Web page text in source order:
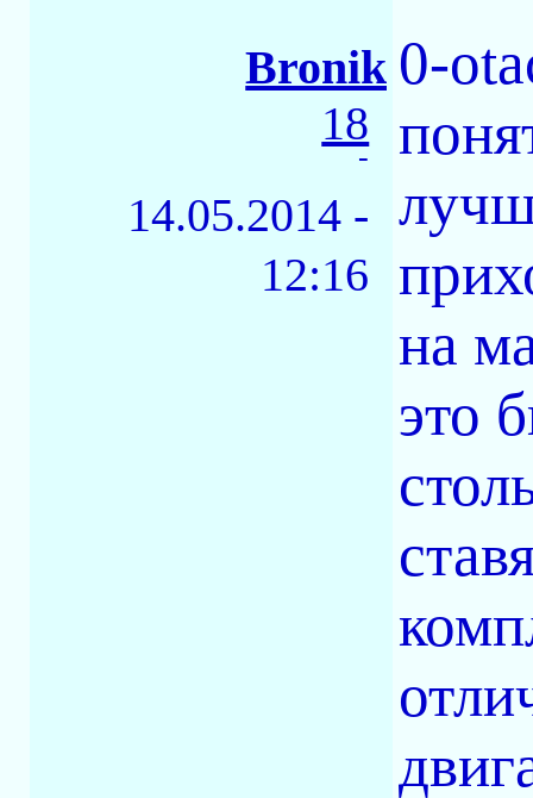
Bronik
18
-
14.05.2014 -
12:16
0-
на
это